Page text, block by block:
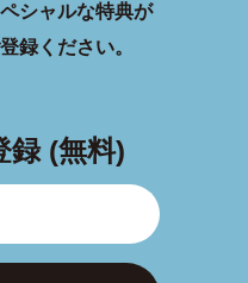
シャルな特典が
録ください。
録 (無料)